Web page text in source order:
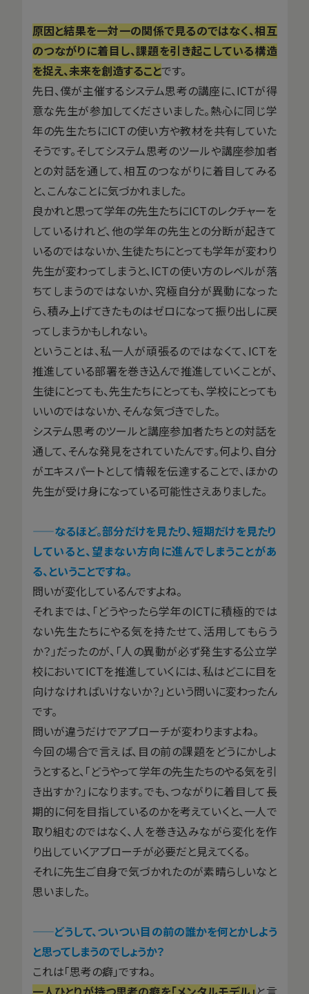
原因と結果を一対一の関係で見るのではなく、相互
のつながりに着目し、課題を引き起こしている構造
を捉え、未来を創造することです。
先日、僕が主催するシステム思考の講座に、ICTが得
意な先生が参加してくださいました。熱心に同じ学
年の先生たちにICTの使い方や教材を共有していた
そうです。そしてシステム思考のツールや講座参加者
との対話を通して、相互のつながりに着目してみる
と、こんなことに気づかれました。
良かれと思って学年の先生たちにICTのレクチャーを
しているけれど、他の学年の先生との分断が起きて
いるのではないか、生徒たちにとっても学年が変わり
先生が変わってしまうと、ICTの使い方のレベルが落
ちてしまうのではないか、究極自分が異動になった
ら、積み上げてきたものはゼロになって振り出しに戻
ってしまうかもしれない。
ということは、私一人が頑張るのではなくて、ICTを
推進している部署を巻き込んで推進していくことが、
生徒にとっても、先生たちにとっても、学校にとっても
いいのではないか、そんな気づきでした。
システム思考のツールと講座参加者たちとの対話を
通して、そんな発見をされていたんです。何より、自分
がエキスパートとして情報を伝達することで、ほかの
先生が受け身になっている可能性さえありました。
——なるほど。部分だけを見たり、短期だけを見たり
していると、望まない方向に進んでしまうことがあ
る、ということですね。
問いが変化しているんですよね。
それまでは、「どうやったら学年のICTに積極的では
ない先生たちにやる気を持たせて、活用してもらう
か？」だったのが、「人の異動が必ず発生する公立学
校においてICTを推進していくには、私はどこに目を
向けなければいけないか？」という問いに変わったん
です。
問いが違うだけでアプローチが変わりますよね。
今回の場合で言えば、目の前の課題をどうにかしよ
うとすると、「どうやって学年の先生たちのやる気を引
き出すか？」になります。でも、つながりに着目して長
期的に何を目指しているのかを考えていくと、一人で
取り組むのではなく、人を巻き込みながら変化を作
り出していくアプローチが必要だと見えてくる。
それに先生ご自身で気づかれたのが素晴らしいなと
思いました。
——どうして、ついつい目の前の誰かを何とかしよう
と思ってしまうのでしょうか？
これは「思考の癖」ですね。